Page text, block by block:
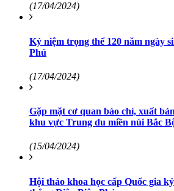
(17/04/2024)
Kỷ niệm trọng thể 120 năm ngày
Phú
(17/04/2024)
Gặp mặt cơ quan báo chí, xuất
khu vực Trung du miền núi Bắc
(15/04/2024)
Hội thảo khoa học cấp Quốc gia